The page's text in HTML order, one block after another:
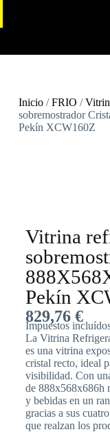
Inicio/FRIO /
sobremostrador
Pekín XCW160Z
Vitrina
Pekín
829,76 €
Impuestos
La Vitrina
es una vitrina
cristal recto, ideal
visibilidad. Con
de 888x568x686h
y bebidas en un
gracias a sus
que realzan los